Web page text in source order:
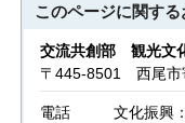
このページに関する
交流共創部 観光文
〒445-8501 西尾市
電話
文化振興